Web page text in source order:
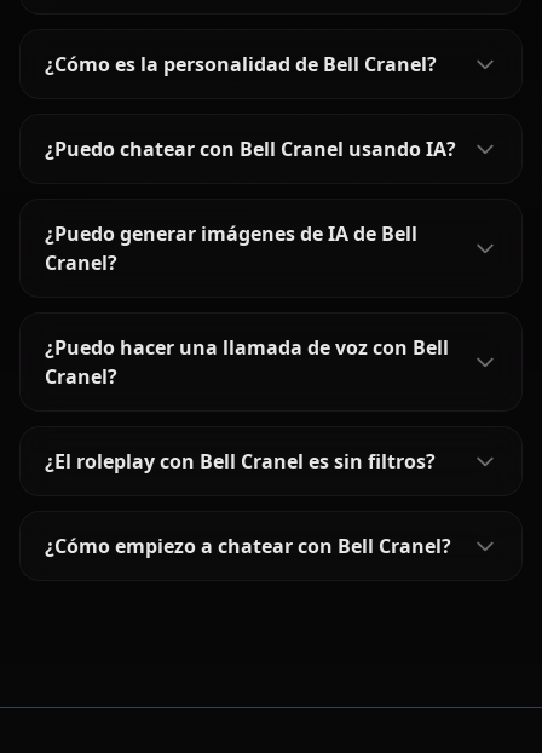
¿Cómo es la personalidad de Bell Cranel?
¿Puedo chatear con Bell Cranel usando IA?
¿Puedo generar imágenes de IA de Bell
Cranel?
¿Puedo hacer una llamada de voz con Bell
Cranel?
¿El roleplay con Bell Cranel es sin filtros?
¿Cómo empiezo a chatear con Bell Cranel?